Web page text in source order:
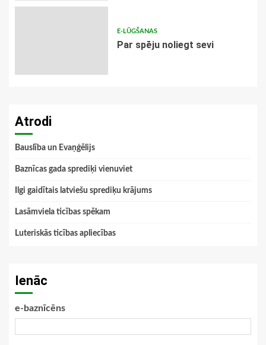
E-LŪGŠANAS
Par spēju noliegt sevi
Atrodi
Bauslība un Evaņģēlijs
Baznīcas gada sprediķi vienuviet
Ilgi gaidītais latviešu sprediķu krājums
Lasāmviela ticības spēkam
Luteriskās ticības apliecības
Ienāc
e-baznīcēns